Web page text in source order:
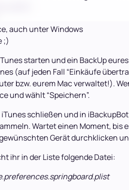
auch unter Windows
;)
starten und ein BackUp
(auf jeden Fall “Einkäufe
bzw. eurem Mac verwaltet!).
und wählt “Speichern”.
schließen und in
Wartet einen Moment, bis
Gerät durchklicken
ihr in der Liste folgende Datei: